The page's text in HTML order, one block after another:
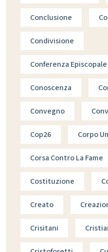
Conclusione
Condivisione
Conferenza
Conoscenza
Convegno
Cop26 Corpo
Corsa Contro La Fame
Costituzione
Creato
Crisitani